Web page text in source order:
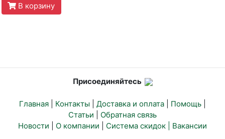
В корзину
Присоединяйтесь
Главная Контакты Доставка и оплата Помощь
Статьи
Обратная связь
Новости
О компании Система скидок | Вакансии